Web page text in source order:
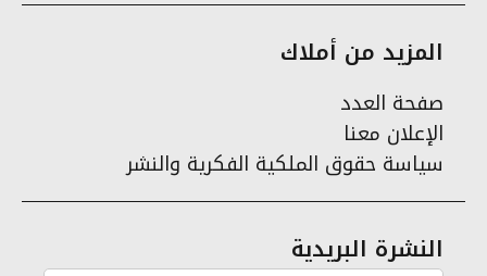
المزيد من أملاك
صفحة العدد
الإعلان معنا
سياسة حقوق الملكية الفكرية والنشر
النشرة البريدية